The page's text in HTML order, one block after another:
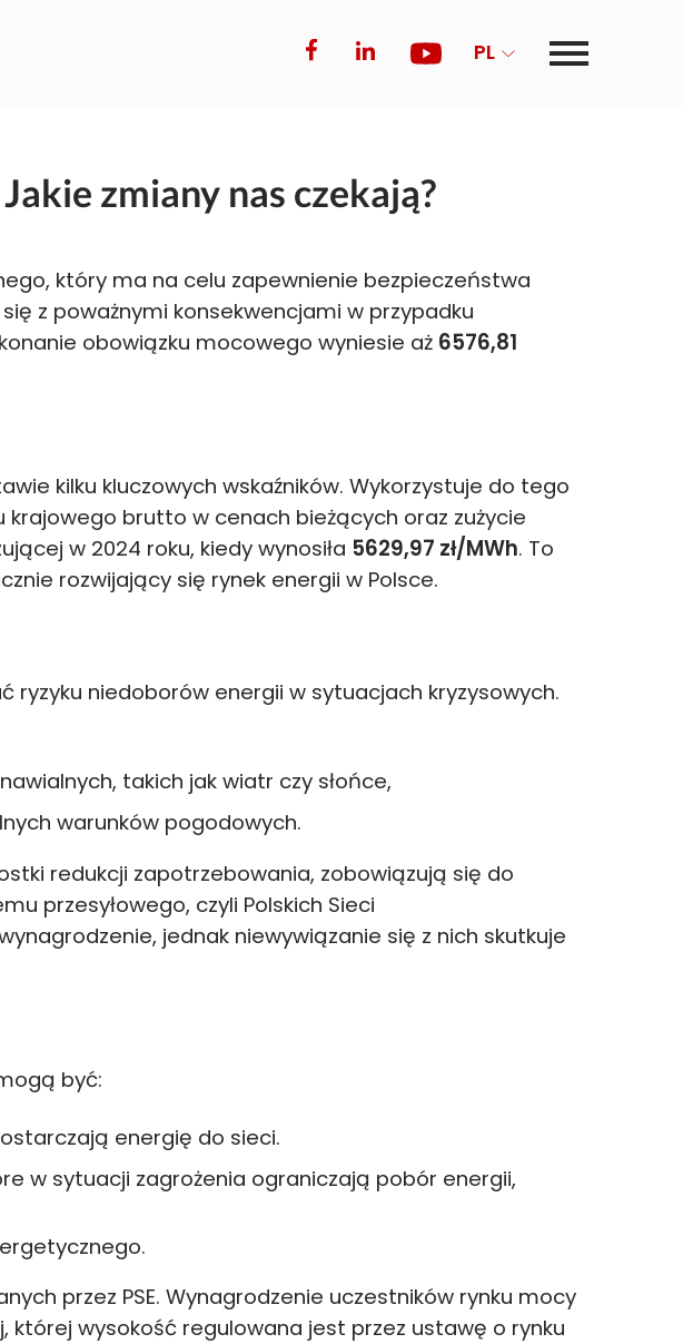
PL
zmiany nas czekają?
który ma na celu zapewnienie bezpieczeństwa
z poważnymi konsekwencjami w przypadku
obowiązku mocowego wyniesie aż 6576,81
kilku kluczowych wskaźników. Wykorzystuje do tego
brutto w cenach bieżących oraz zużycie
w 2024 roku, kiedy wynosiła 5629,97 zł/MWh. To
rozwijający się rynek energii w Polsce.
ryzyku niedoborów energii w sytuacjach kryzysowych.
takich jak wiatr czy słońce,
warunków pogodowych.
redukcji zapotrzebowania, zobowiązują się do
przesyłowego, czyli Polskich Sieci
jednak niewywiązanie się z nich skutkuje
być:
energię do sieci.
w sytuacji zagrożenia ograniczają pobór energii,
przez PSE. Wynagrodzenie uczestników rynku mocy
wysokość regulowana jest przez ustawę o rynku